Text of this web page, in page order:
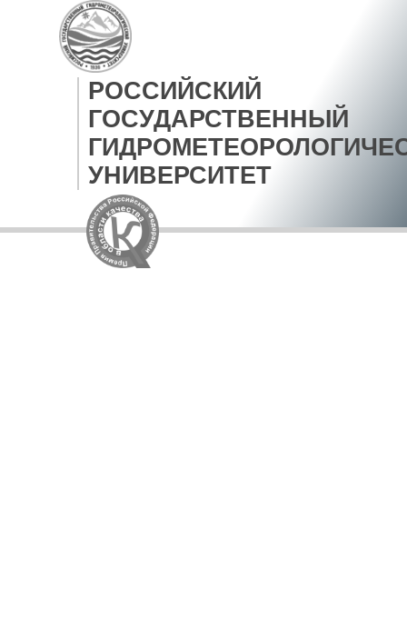
РОССИЙСКИЙ
ГОСУДАРСТВЕННЫЙ
УНИВЕРСИТЕТ